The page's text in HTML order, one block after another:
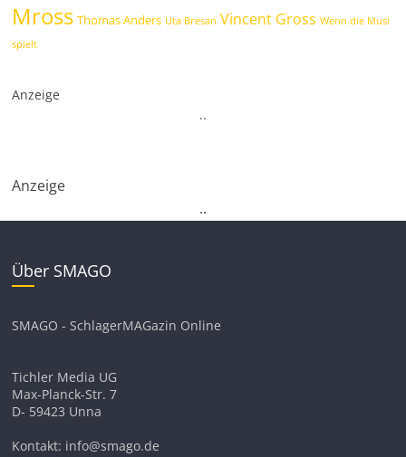
Mross Thomas Anders Uta Bresan Vincent Gross Wenn die Musi
spielt
Anzeige
..
Anzeige
..
Über SMAGO
SMAGO - SchlagerMAGazin Online
Tichler Media UG
Max-Planck-Str. 7
D- 59423 Unna
Kontakt: info@smago.de